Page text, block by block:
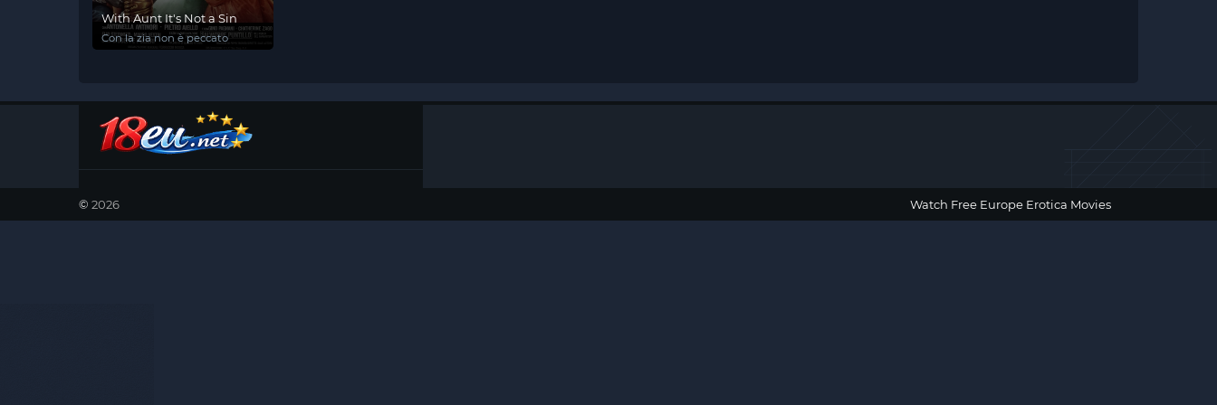
With Aunt It's Not a Sin
Con la zia non è peccato
© 2026 Watch Free Europe Erotica Movies